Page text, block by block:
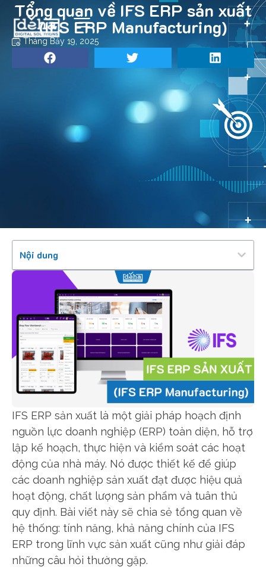
Tổng quan về IFS ERP sản xuất
(IFS ERP Manufacturing)
Tháng Bảy 19, 2025
Nội dung
IFS ERP sản xuất là một giải pháp hoạch định
nguồn lực doanh nghiệp (ERP) toàn diện, hỗ trợ
lập kế hoạch, thực hiện và kiểm soát các hoạt
động của nhà máy. Nó được thiết kế để giúp
các doanh nghiệp sản xuất đạt được hiệu quả
hoạt động, chất lượng sản phẩm và tuân thủ
quy định. Bài viết này sẽ chia sẻ tổng quan về
hệ thống: tính năng, khả năng chính của IFS
ERP trong lĩnh vực sản xuất cũng như giải đáp
những câu hỏi thường gặp.